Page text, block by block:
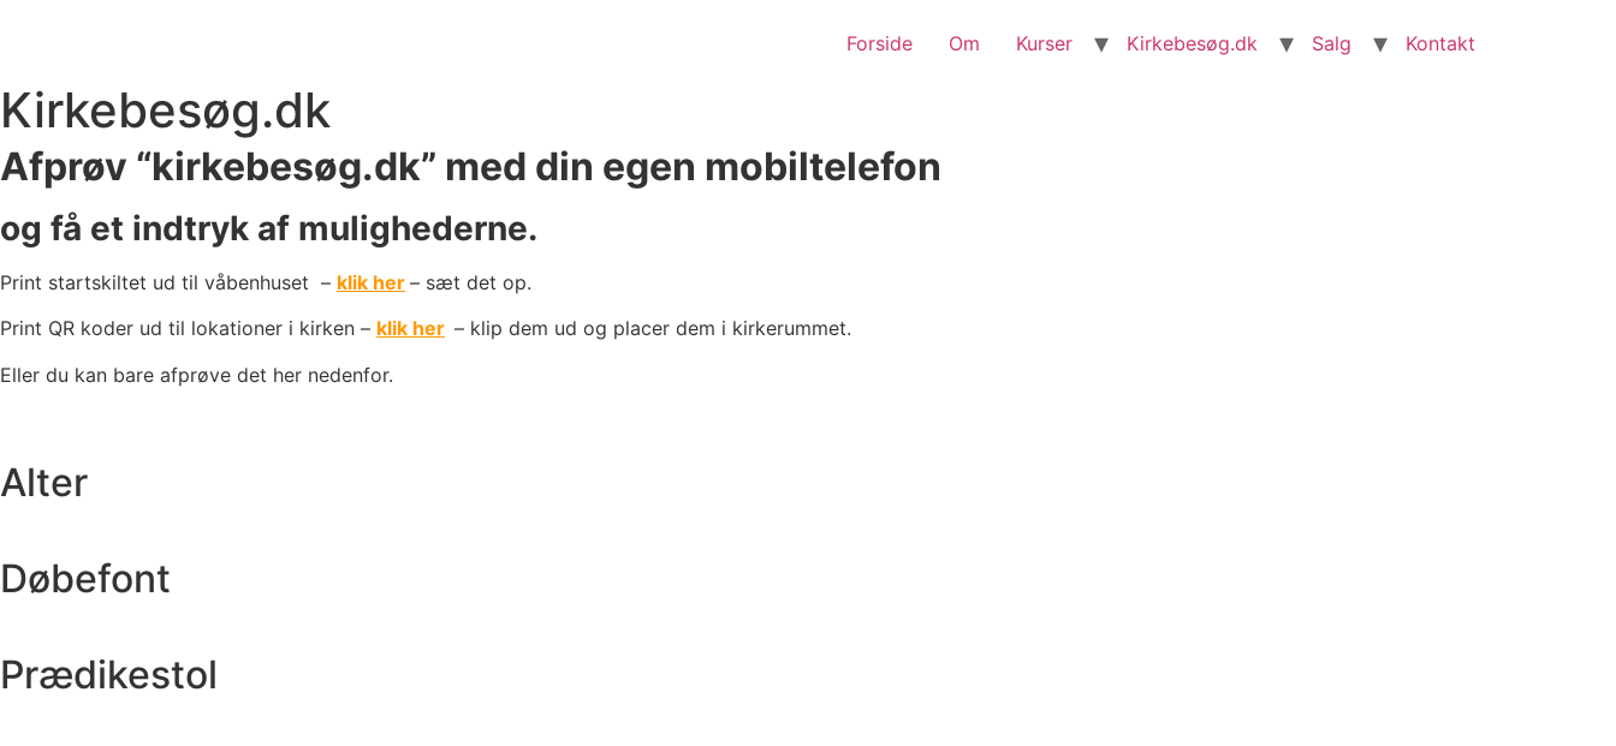
Forside Om Kurser Kirkebesøg.dk Salg Kontakt
Kirkebesøg.dk
Afprøv “kirkebesøg.dk” med din egen mobiltelefon
og få et indtryk af mulighederne.
Print startskiltet ud til våbenhuset – klik her – sæt det op.
Print QR koder ud til lokationer i kirken – klik her – klip dem ud og placer dem i kirkerummet.
Eller du kan bare afprøve det her nedenfor.
Alter
Døbefont
Prædikestol